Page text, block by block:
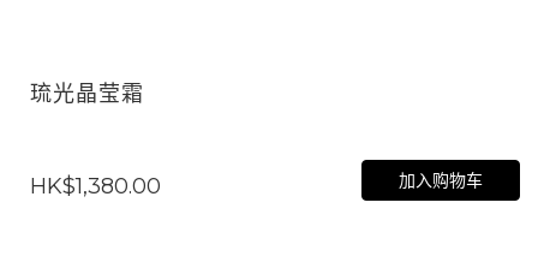
琉光晶莹霜
HK$1,380.00 加入购物车